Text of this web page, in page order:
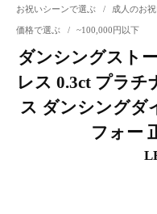
お祝いシーンで選ぶ / 成人のお
価格で選ぶ / ~100,000円以下
ダンシングスト
レス 0.3ct プラチ
ス ダンシングダ
フォー